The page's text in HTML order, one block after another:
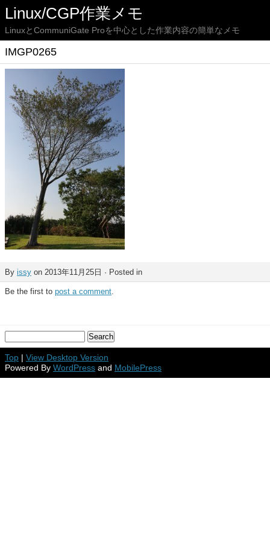
Linux/CGP作業メモ
LinuxとCommuniGate Proを中心とした作業内容の簡単なメモ
IMGP0265
By issy on 2013年11月25日 · Posted in
Be the first to post a comment.
Top | View Desktop Version
Powered By WordPress and MobilePress